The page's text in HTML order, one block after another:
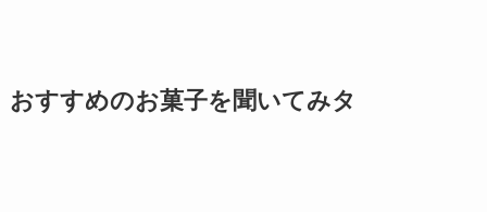
おすすめのお菓子を聞いてみタ